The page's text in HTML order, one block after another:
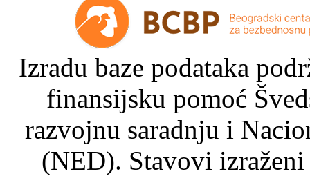
Izradu baze podataka
finansijsku pomoć
razvojnu saradnju i
(NED). Stavovi